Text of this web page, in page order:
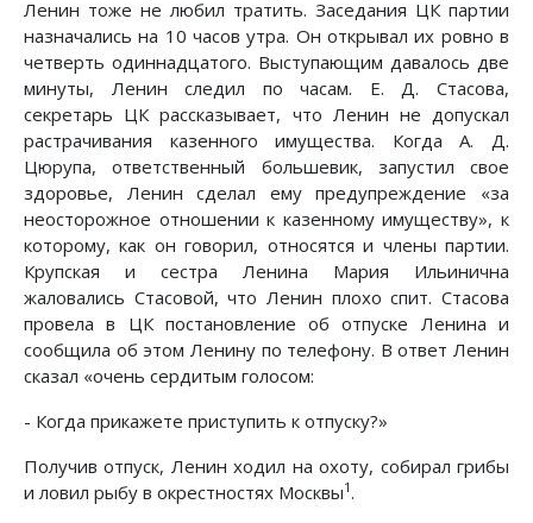
Ленин тоже не любил тратить. Заседания ЦК партии
назначались на 10 часов утра. Он открывал их ровно в
четверть одиннадцатого. Выступающим давалось две
минуты, Ленин следил по часам. Е. Д. Стасова,
секретарь ЦК рассказывает, что Ленин не допускал
растрачивания казенного имущества. Когда А. Д.
Цюрупа, ответственный большевик, запустил свое
здоровье, Ленин сделал ему предупреждение «за
неосторожное отношении к казенному имуществу», к
которому, как он говорил, относятся и члены партии.
Крупская и сестра Ленина Мария Ильинична
жаловались Стасовой, что Ленин плохо спит. Стасова
провела в ЦК постановление об отпуске Ленина и
сообщила об этом Ленину по телефону. В ответ Ленин
сказал «очень сердитым голосом:
- Когда прикажете приступить к отпуску?»
Получив отпуск, Ленин ходил на охоту, собирал грибы
и ловил рыбу в окрестностях Москвы1 .